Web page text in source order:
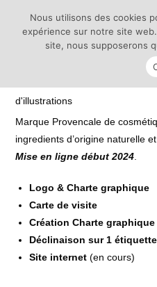
Marque Provencale de
ingredients d’origine naturelle
Mise en ligne début 2024
Logo & Charte graphique
Carte de visite
Création Charte
Déclinaison sur 1
Site internet (en cours)
Nous utilisons des cookies
expérience sur notre site
site, nous supposerons